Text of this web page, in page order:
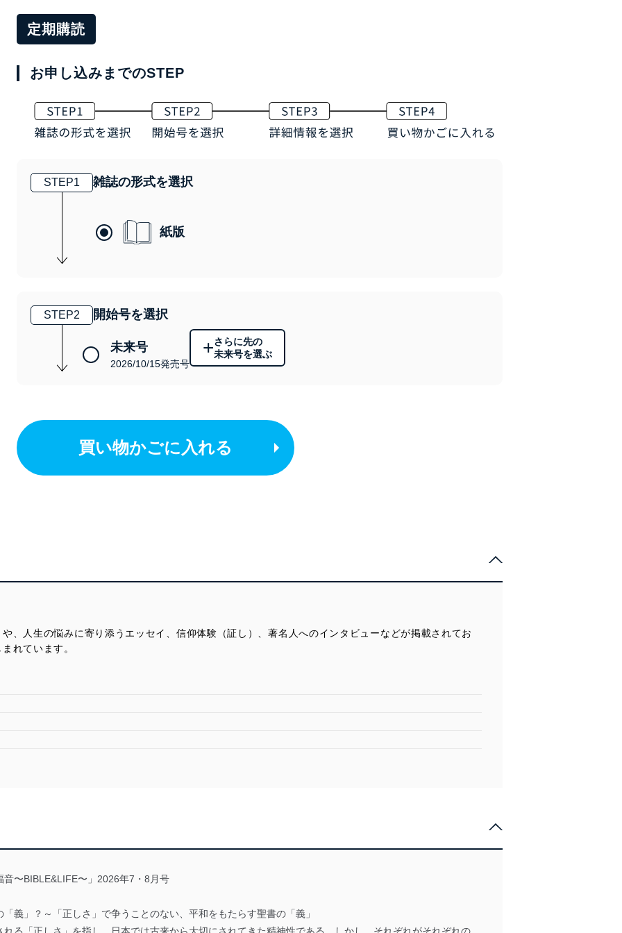
定期購読
お申し込みまでのSTEP
STEP1 雑誌の形式を選択
紙版
STEP2 開始号を選択
未来号
2026/10/15発売号
+さらに先の
未来号を選ぶ
買い物かごに入れる
、人生の悩みに寄り添うエッセイ、信仰体験（証し）、著名人へのインタビューなどが掲載されてお
れています。
〜BIBLE&LIFE〜」2026年7・8月号
義」？～「正しさ」で争うことのない、平和をもたらす聖書の「義」
る「正しさ」を指し、日本では古来から大切にされてきた精神性である。しかし、それぞれがそれぞれの